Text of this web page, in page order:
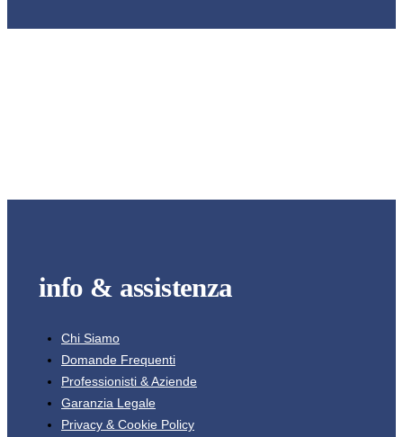
info & assistenza
Chi Siamo
Domande Frequenti
Professionisti & Aziende
Garanzia Legale
Privacy & Cookie Policy